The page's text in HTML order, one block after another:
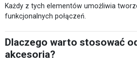
Każdy z tych elementów umożliwia
funkcjonalnych połączeń.
Dlaczego warto stosować
akcesoria?